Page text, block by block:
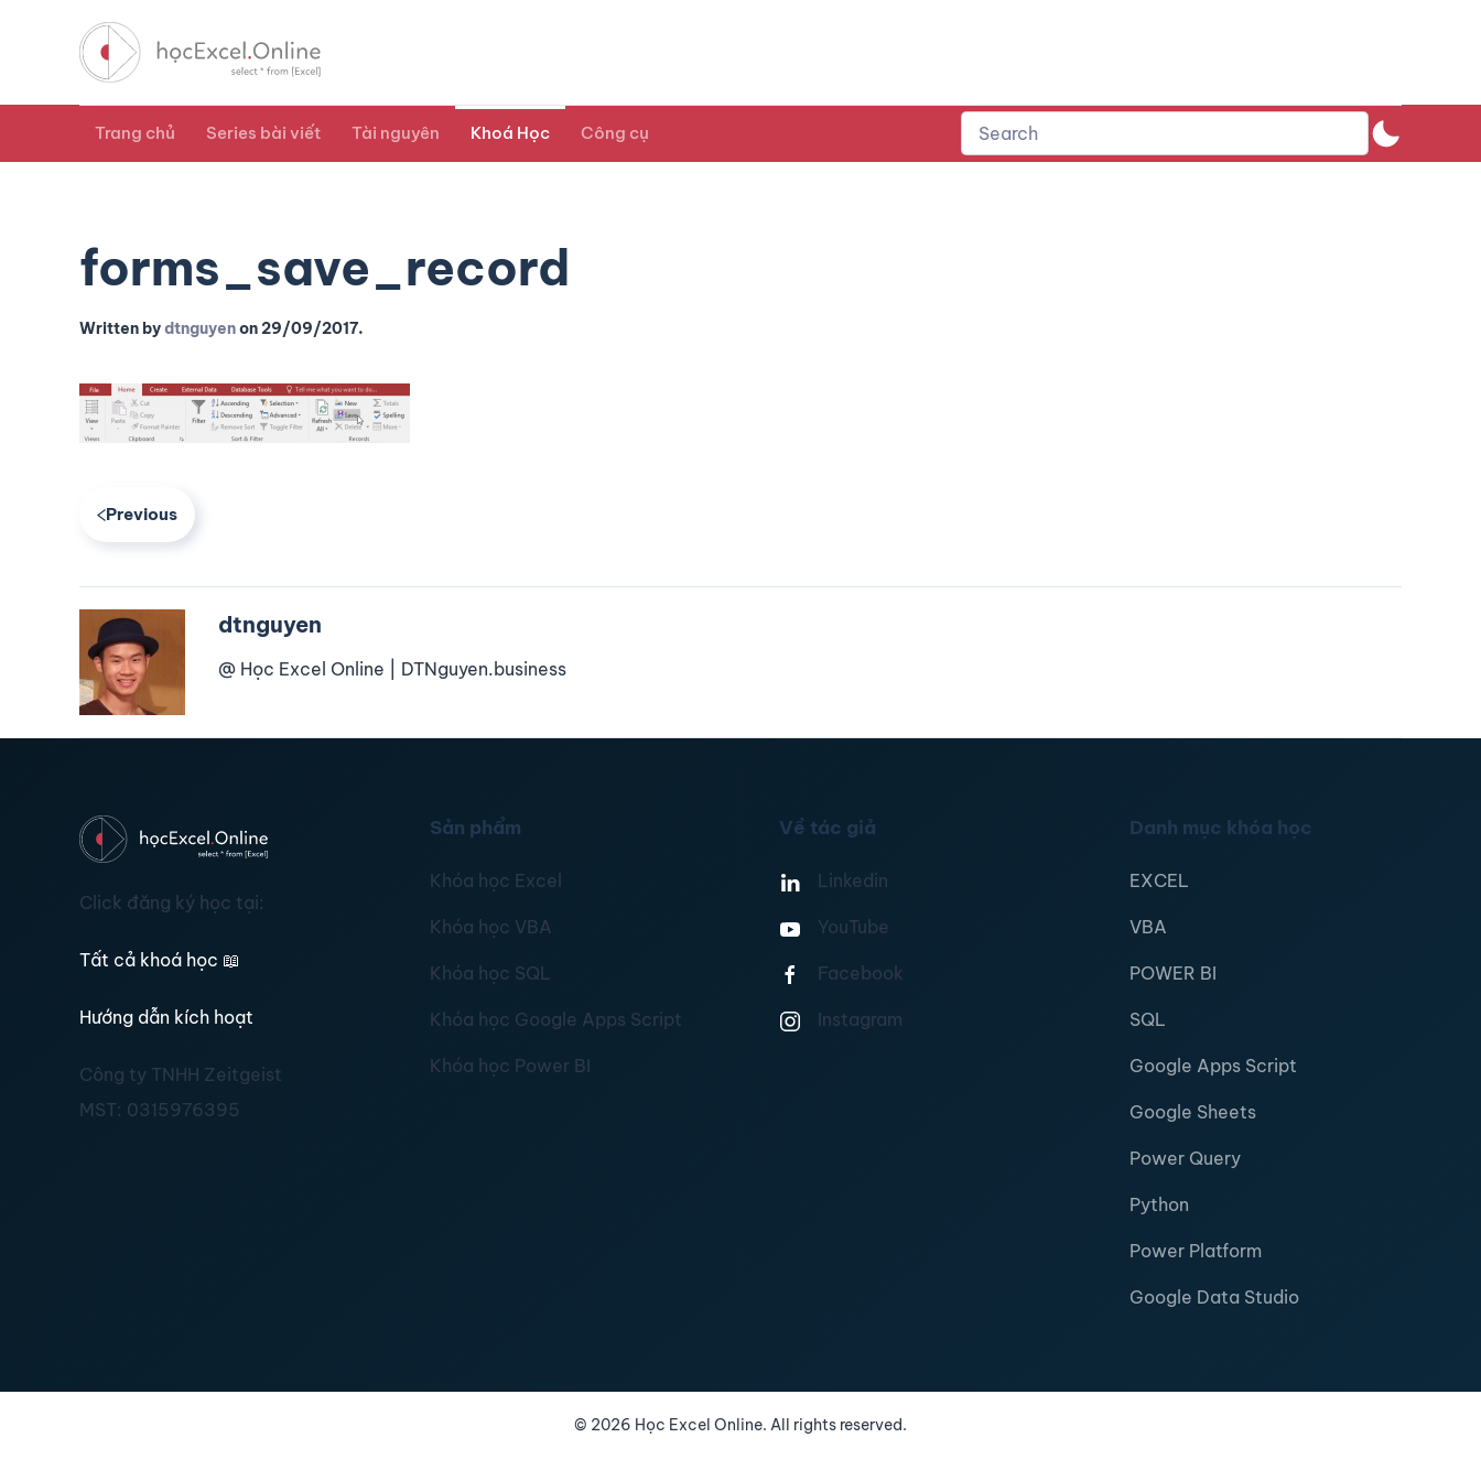
Trang chủ Series bài viết Tài nguyên Khoá Học Công cụ
forms_save_record
Written bydtnguyenon29/09/2017.
Previous
dtnguyen
@ Học Excel Online | DTNguyen.business
Click đăng ký học tại:
Tất cả khoá học 📖
Hướng dẫn kích hoạt
Công ty TNHH Zeitgeist
MST: 0315976395
Sản phẩm
Khóa học Excel
Khóa học VBA
Khóa học SQL
Khóa học Google Apps Script
Khóa học Power BI
Về tác giả
Linkedin
YouTube
Facebook
Instagram
Danh mục khóa học
EXCEL
VBA
POWER BI
SQL
Google Apps Script
Google Sheets
Power Query
Python
Power Platform
Google Data Studio
© 2026 Học Excel Online. All rights reserved.